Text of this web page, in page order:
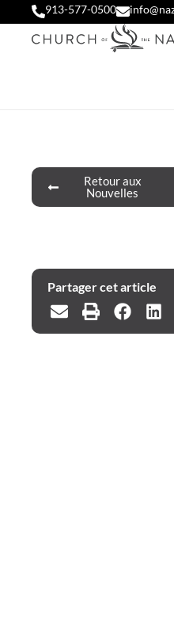
913-577-0500
Retour aux
Nouvelles
Partager cet article